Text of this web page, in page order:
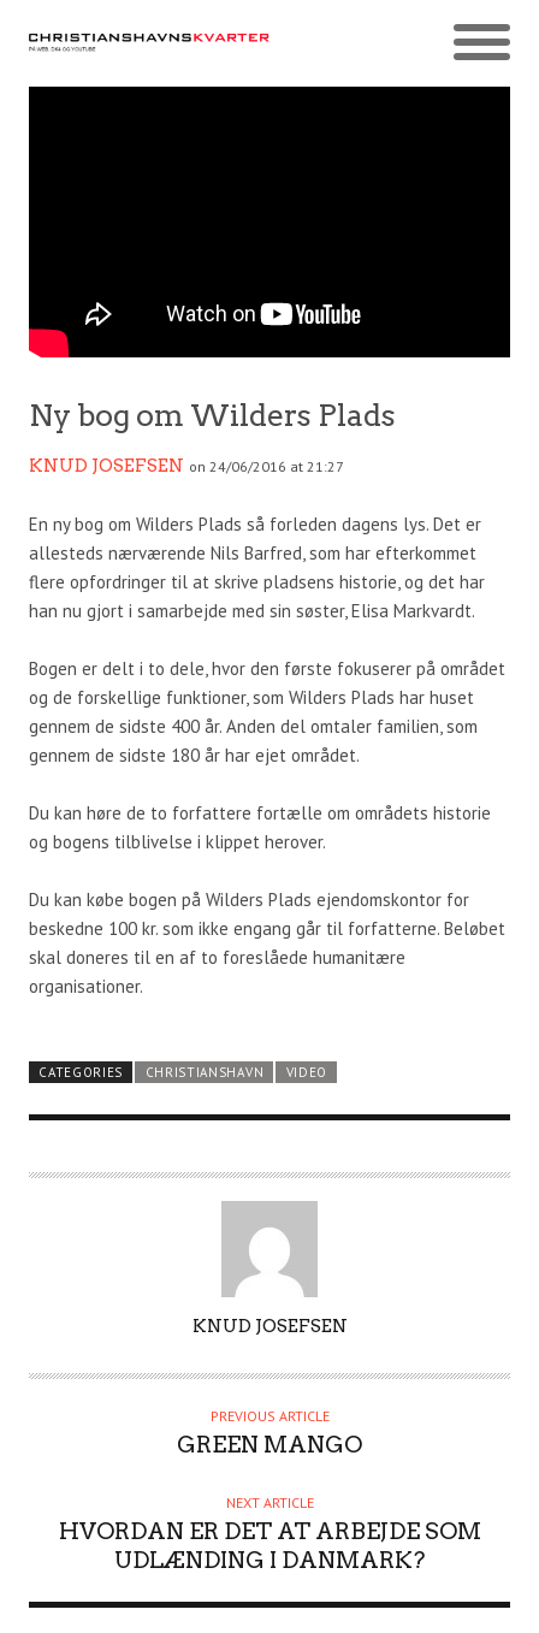
Ny bog om Wilders Plads
KNUD JOSEFSEN on 24/06/2016 at 21:27
En ny bog om Wilders Plads så forleden dagens lys. Det er
allesteds nærværende Nils Barfred, som har efterkommet
flere opfordringer til at skrive pladsens historie, og det har
han nu gjort i samarbejde med sin søster, Elisa Markvardt.
Bogen er delt i to dele, hvor den første fokuserer på området
og de forskellige funktioner, som Wilders Plads har huset
gennem de sidste 400 år. Anden del omtaler familien, som
gennem de sidste 180 år har ejet området.
Du kan høre de to forfattere fortælle om områdets historie
og bogens tilblivelse i klippet herover.
Du kan købe bogen på Wilders Plads ejendomskontor for
beskedne 100 kr. som ikke engang går til forfatterne. Beløbet
skal doneres til en af to foreslåede humanitære
organisationer.
CATEGORIES CHRISTIANSHAVN VIDEO
T
KNUD JOSEFSEN
PREVIOUS ARTICLE
GREEN MANGO
NEXT ARTICLE
HVORDAN ER DET AT ARBEJDE SOM
UDLÆNDING I DANMARK?